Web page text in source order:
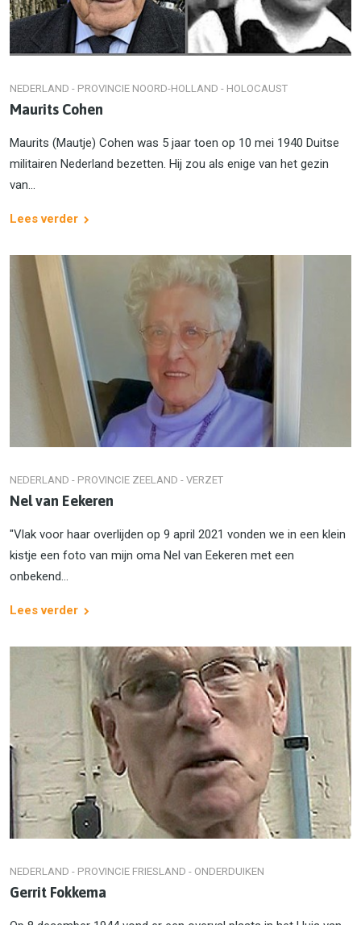
NEDERLAND - PROVINCIE NOORD-HOLLAND - HOLOCAUST
Maurits Cohen
Maurits (Mautje) Cohen was 5 jaar toen op 10 mei 1940 Duitse
militairen Nederland bezetten. Hij zou als enige van het gezin
van...
Lees verder
NEDERLAND - PROVINCIE ZEELAND - VERZET
Nel van Eekeren
"Vlak voor haar overlijden op 9 april 2021 vonden we in een klein
kistje een foto van mijn oma Nel van Eekeren met een
onbekend...
Lees verder
NEDERLAND - PROVINCIE FRIESLAND - ONDERDUIKEN
Gerrit Fokkema